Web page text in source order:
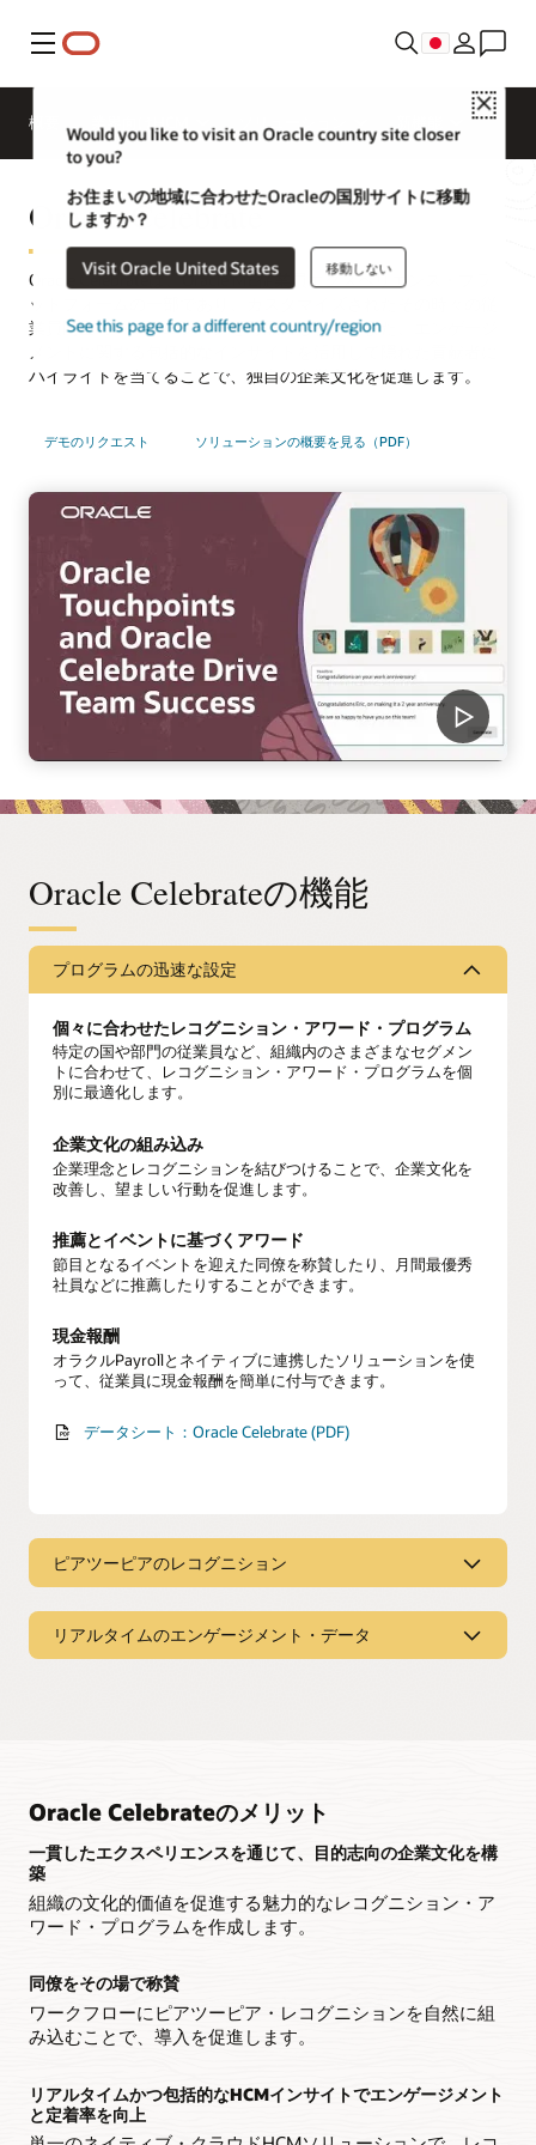
メニュー
Close
Would you like to visit an Oracle country site closer
to you?
お住まいの地域に合わせたOracleの国別サイトに移動
しますか？
Visit Oracle United States 移動しない
See this page for a different country/region
概要
Oracle Celebrate
Oracle Celebrateは、Oracle ME従業員エクスペリエンス・プラ
ットフォームの一部であり、カスタマイズされたその時々の従
業員同士のレコグニションを可能にします。また、エンゲージ
メントに関する包括的なインサイトを活用して隠れた貢献者に
ハイライトを当てることで、独自の企業文化を促進します。
デモのリクエスト ソリューションの概要を見る（PDF）
Oracle Celebrateの機能
プログラムの迅速な設定
個々に合わせたレコグニション・アワード・プログラム
特定の国や部門の従業員など、組織内のさまざまなセグメン
トに合わせて、レコグニション・アワード・プログラムを個
別に最適化します。
企業文化の組み込み
企業理念とレコグニションを結びつけることで、企業文化を
改善し、望ましい行動を促進します。
推薦とイベントに基づくアワード
節目となるイベントを迎えた同僚を称賛したり、月間最優秀
社員などに推薦したりすることができます。
現金報酬
オラクルPayrollとネイティブに連携したソリューションを使
って、従業員に現金報酬を簡単に付与できます。
データシート：Oracle Celebrate (PDF)
ピアツーピアのレコグニション
の単一の場所を提供します。
生成AIメッセージング・アシスタント
ンテキストに沿ったインパクトのある称賛コメントを作成で
ワークフロー内でのレコグニション
賛するなど、日常的なルーティンに同僚へのレコグニション
を組み込むことができます。
ソーシャルフィードによるレコグニションの強化
ャプチャするインタラクティブなソーシャルフィードによ
り、レコグニションを強化します。
リアルタイムのエンゲージメント・データ
チーム別、ビジネスグループ別、組織別の分析を通じて、レ
コグニションおよびリワード・プログラムの導入状況を可視
化できます。
チームのレコグニション・ダッシュボード
チームと各従業員のエンゲージメントに関するインサイトを
Oracle Celebrateのメリット
一貫したエクスペリエンスを通じて、目的志向の企業文化を構
築
組織の文化的価値を促進する魅力的なレコグニション・ア
ワード・プログラムを作成します。
同僚をその場で称賛
ワークフローにピアツーピア・レコグニションを自然に組
み込むことで、導入を促進します。
リアルタイムかつ包括的なHCMインサイトでエンゲージメント
と定着率を向上